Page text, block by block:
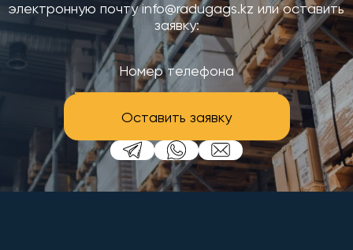
электронную почту info@radugags.kz или оставить
заявку:
Оставить заявку